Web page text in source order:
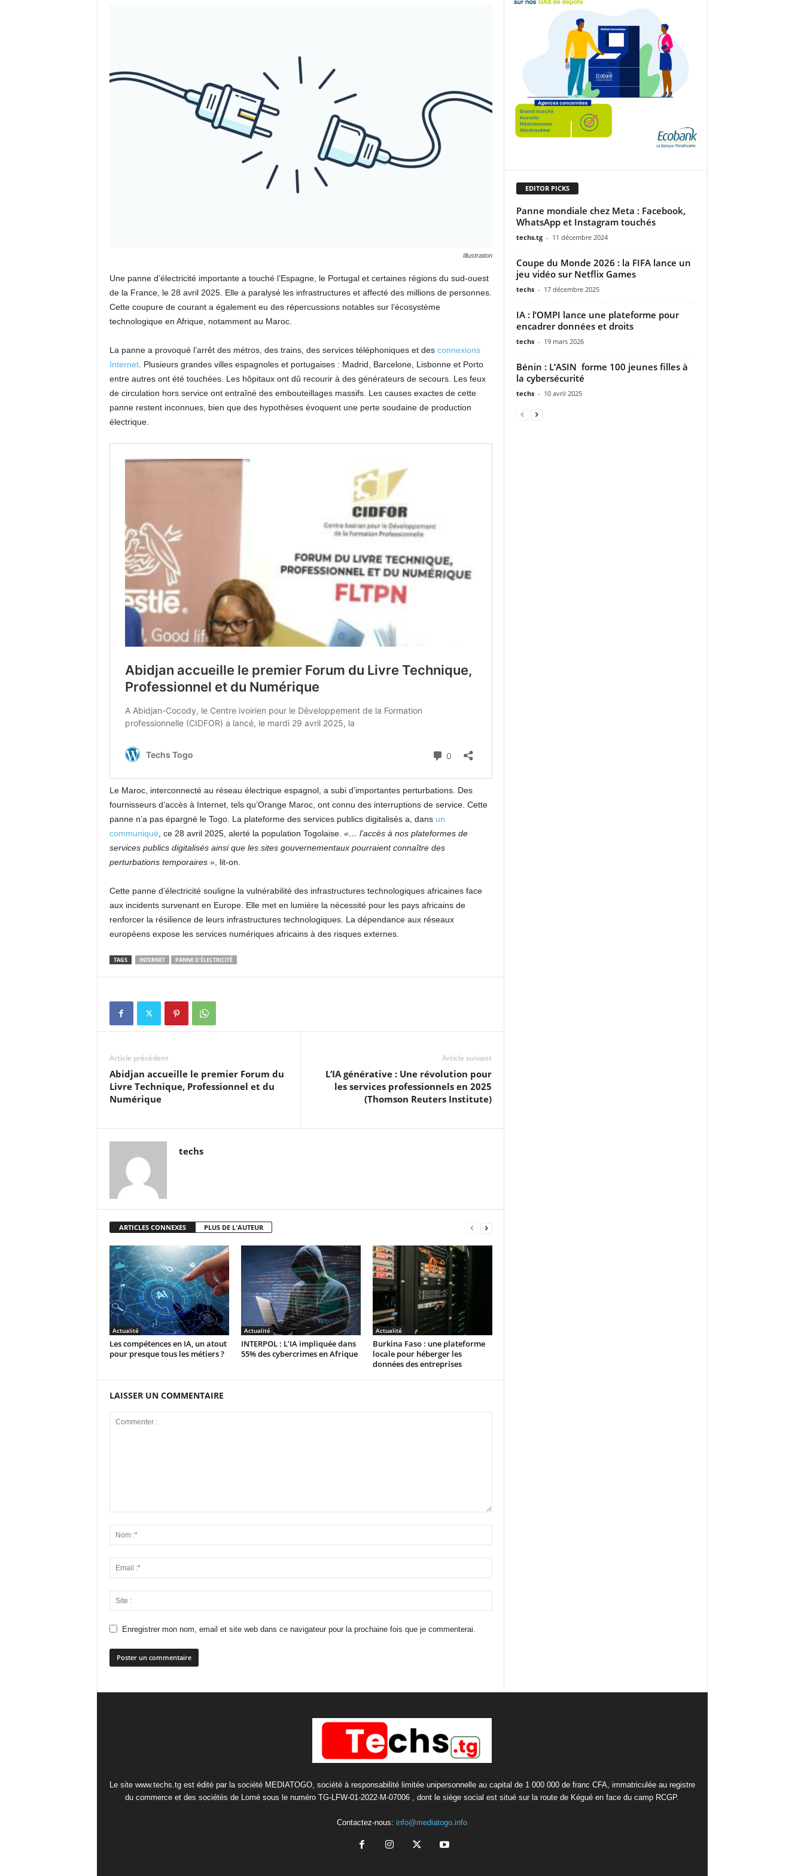
Illustration
Une panne d’électricité importante a touché l’Espagne, le Portugal et certaines régions du sud-ouest
de la France, le 28 avril 2025. Elle a paralysé les infrastructures et affecté des millions de personnes.
Cette coupure de courant a également eu des répercussions notables sur l’écosystème
technologique en Afrique, notamment au Maroc.​
La panne a provoqué l’arrêt des métros, des trains, des services téléphoniques et des connexions
Internet. Plusieurs grandes villes espagnoles et portugaises : Madrid, Barcelone, Lisbonne et Porto
entre autres ont été touchées. Les hôpitaux ont dû recourir à des générateurs de secours. Les feux
de circulation hors service ont entraîné des embouteillages massifs. Les causes exactes de cette
panne restent inconnues, bien que des hypothèses évoquent une perte soudaine de production
électrique.
Le Maroc, interconnecté au réseau électrique espagnol, a subi d’importantes perturbations. Des
fournisseurs d’accès à Internet, tels qu’Orange Maroc, ont connu des interruptions de service. Cette
panne n’a pas épargné le Togo. La plateforme des services publics digitalisés a, dans un
communiqué , ce 28 avril 2025, alerté la population Togolaise. «… l’accès à nos plateformes de
services publics digitalisés ainsi que les sites gouvernementaux pourraient connaître des
perturbations temporaires », lit-on.
Cette panne d’électricité souligne la vulnérabilité des infrastructures technologiques africaines face
aux incidents survenant en Europe.​ Elle met en lumière la nécessité pour les pays africains de
renforcer la résilience de leurs infrastructures technologiques. La dépendance aux réseaux
européens expose les services numériques africains à des risques externes.
TAGS INTERNET PANNE D'ÉLECTRICITÉ
Article précédent
Abidjan accueille le premier Forum du
Livre Technique, Professionnel et du
Numérique
Article suivant
L’IA générative : Une révolution pour
les services professionnels en 2025
(Thomson Reuters Institute)
techs
ARTICLES CONNEXES PLUS DE L'AUTEUR
Actualité
Les compétences en IA, un atout
pour presque tous les métiers ?
Actualité
INTERPOL : L’IA impliquée dans
55% des cybercrimes en Afrique
Actualité
Burkina Faso : une plateforme
locale pour héberger les
données des entreprises
LAISSER UN COMMENTAIRE
Enregistrer mon nom, email et site web dans ce navigateur pour la prochaine fois que je commenterai.
EDITOR PICKS
Panne mondiale chez Meta : Facebook,
WhatsApp et Instagram touchés
techs.tg - 11 décembre 2024
Coupe du Monde 2026 : la FIFA lance un
jeu vidéo sur Netflix Games
techs - 17 décembre 2025
IA : l’OMPI lance une plateforme pour
encadrer données et droits
techs - 19 mars 2026
Bénin : L’ASIN forme 100 jeunes filles à
la cybersécurité
techs - 10 avril 2025
Le site www.techs.tg est édité par la société MEDIATOGO, société à responsabilité limitée unipersonnelle au capital de 1 000 000 de franc CFA, immatriculée au registre
du commerce et des sociétés de Lomé sous le numéro TG-LFW-01-2022-M-07006 , dont le siège social est situé sur la route de Kégué en face du camp RCGP.
Contactez-nous: info@mediatogo.info